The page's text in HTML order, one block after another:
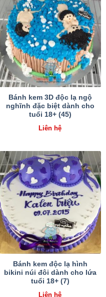
Bánh kem 3D độc lạ ngộ
nghĩnh đặc biệt dành cho
tuổi 18+ (45)
Liên hệ
Bánh kem độc lạ hình
bikini núi đôi dành cho lứa
tuổi 18+ (7)
Liên hệ